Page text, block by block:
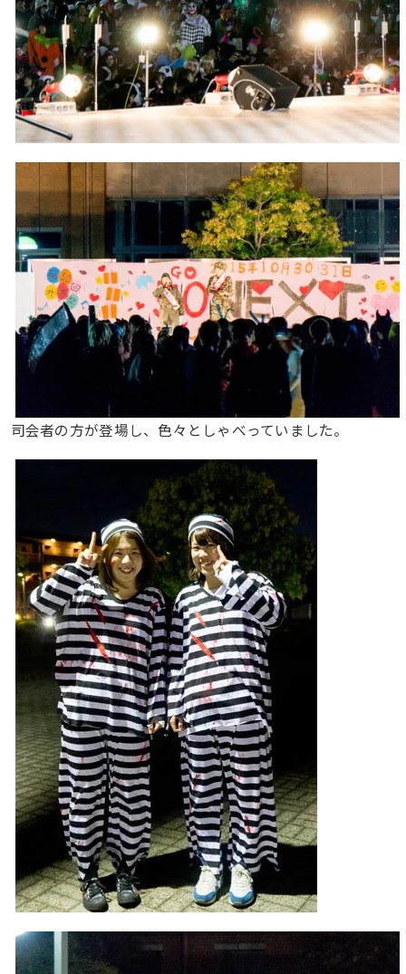
司会者の方が登場し、色々としゃべっていました。